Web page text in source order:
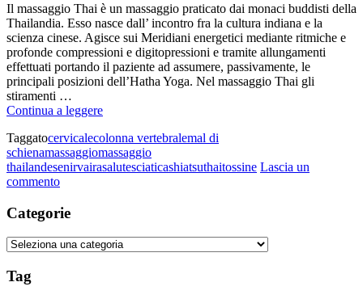
Il massaggio Thai è un massaggio praticato dai monaci buddisti della
Thailandia. Esso nasce dall’ incontro fra la cultura indiana e la
scienza cinese. Agisce sui Meridiani energetici mediante ritmiche e
profonde compressioni e digitopressioni e tramite allungamenti
effettuati portando il paziente ad assumere, passivamente, le
principali posizioni dell’Hatha Yoga. Nel massaggio Thai gli
stiramenti …
Continua a leggereMASSAGGIO
Taggatocervicalecolonna vertebralemal di
schienamassaggiomassaggio
thailandesenirvairasalutesciaticashiatsuthaitossine Lascia un
commentosu
THAI
Categorie
Categorie
Tag